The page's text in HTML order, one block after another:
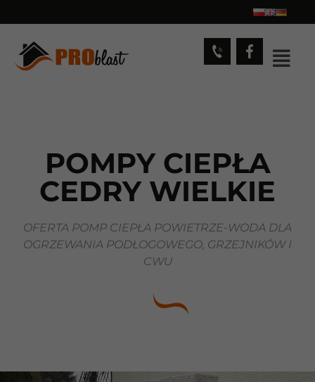
POMPY CIEPŁA
CEDRY WIELKIE
OFERTA POMP CIEPŁA POWIETRZE-WODA DLA
OGRZEWANIA PODŁOGOWEGO, GRZEJNIKÓW I
CWU